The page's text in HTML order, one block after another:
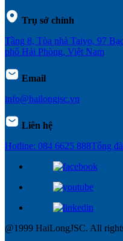
Trụ sở chính
Tầng 8, Tòa nhà Taiyo, 97
phố Hải Phòng, Việt Nam
Email
info@hailongjsc.vn
Liên hệ
Hotline: 084 6625 888Tổng
@1999 HaiLongJSC. All